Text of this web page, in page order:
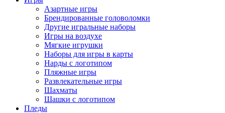
Азартные игры
Брендированные головоломки
Другие игральные наборы
Игры на воздухе
Мягкие игрушки
Наборы для игры в карты
Нарды с логотипом
Пляжные игры
Развлекательные игры
Шахматы
Шашки с логотипом
Пледы